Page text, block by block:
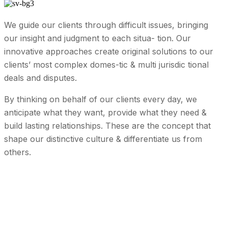
We guide our clients through difficult issues, bringing
our insight and judgment to each situa- tion. Our
innovative approaches create original solutions to our
clients’ most complex domes-tic & multi jurisdic tional
deals and disputes.
By thinking on behalf of our clients every day, we
anticipate what they want, provide what they need &
build lasting relationships. These are the concept that
shape our distinctive culture & differentiate us from
others.